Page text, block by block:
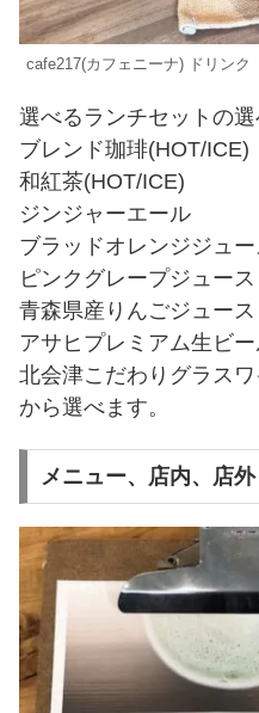
cafe217(カフェニーナ) ドリンク
選べるランチセットの
ブレンド珈琲(HOT/ICE)
和紅茶(HOT/ICE)
ジンジャーエール
ブラッドオレンジジュー
ピンクグレープジュース
青森県産りんごジュース
アサヒプレミアム生ビ
北会津こだわりグラス
から選べます。
メニュー、店内、店外